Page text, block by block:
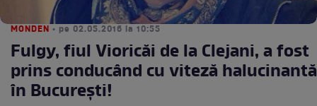
MONDEN • pe 02.05.2016 la 10:55
Fulgy, fiul Vioricăi de la Clejani, a fost
prins conducând cu viteză halucinantă
în Bucureşti!